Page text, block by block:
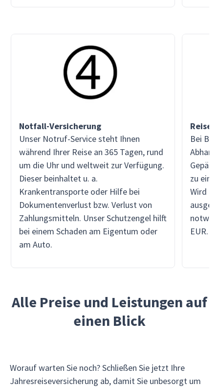
Notfall-Versicherung
Unser Notruf-Service steht Ihnen
während Ihrer Reise an 365 Tagen, rund
um die Uhr und weltweit zur Verfügung.
Dieser beinhaltet u. a.
Krankentransporte oder Hilfe bei
Dokumentenverlust bzw. Verlust von
Zahlungsmitteln. Unser Schutzengel hilft
bei einem Schaden am Eigentum oder
am Auto.
Bei
zu
Wird
EUR.
Alle Preise und Leistungen auf
einen Blick
Worauf warten Sie noch? Schließen Sie jetzt Ihre
Jahresreiseversicherung ab, damit Sie unbesorgt um